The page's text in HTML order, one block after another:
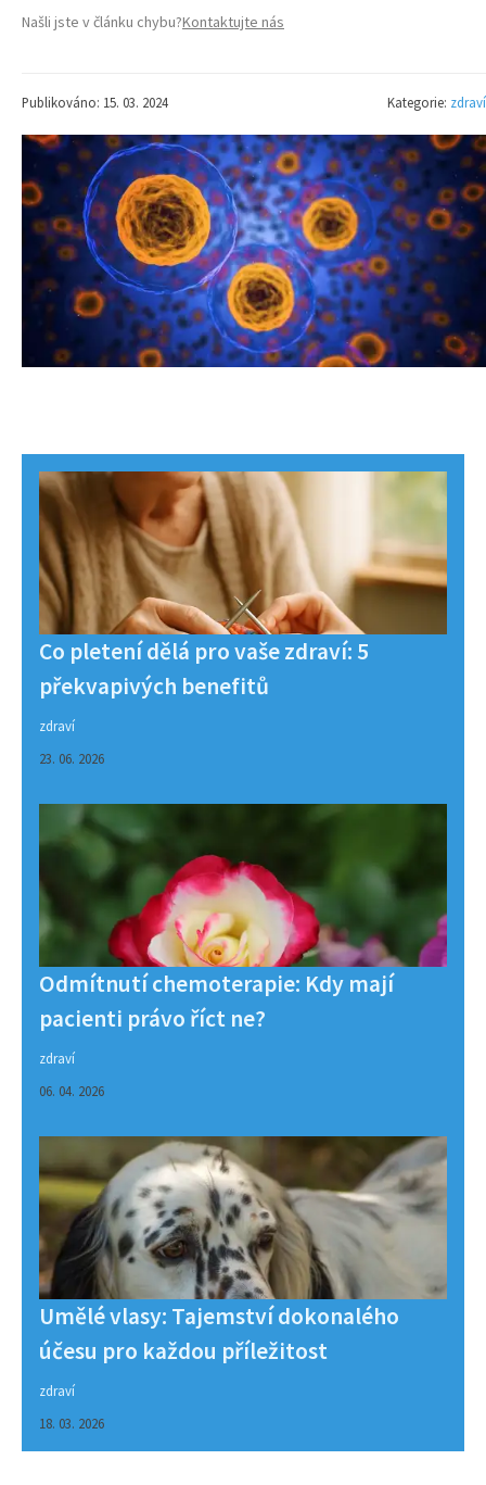
Našli jste v článku chybu?Kontaktujte nás
Publikováno: 15. 03. 2024 Kategorie: zdraví
Co pletení dělá pro vaše zdraví: 5
překvapivých benefitů
zdraví
23. 06. 2026
Odmítnutí chemoterapie: Kdy mají
pacienti právo říct ne?
zdraví
06. 04. 2026
Umělé vlasy: Tajemství dokonalého
účesu pro každou příležitost
zdraví
18. 03. 2026